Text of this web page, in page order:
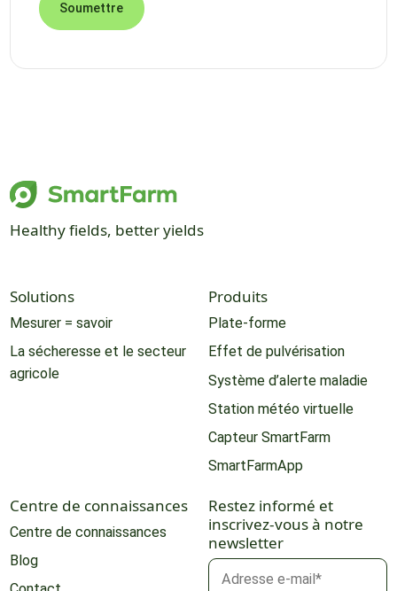
Healthy fields, better yields
Solutions
Mesurer = savoir
La sécheresse et le secteur
agricole
Produits
Plate-forme
Effet de pulvérisation
Système d’alerte maladie
Station météo virtuelle
Capteur SmartFarm
SmartFarmApp
Centre de connaissances
Centre de connaissances
Blog
Restez informé et
inscrivez-vous à notre
newsletter